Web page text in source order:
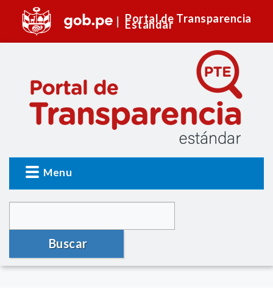
Portal de Transparencia
Estándar
Menu
Buscar